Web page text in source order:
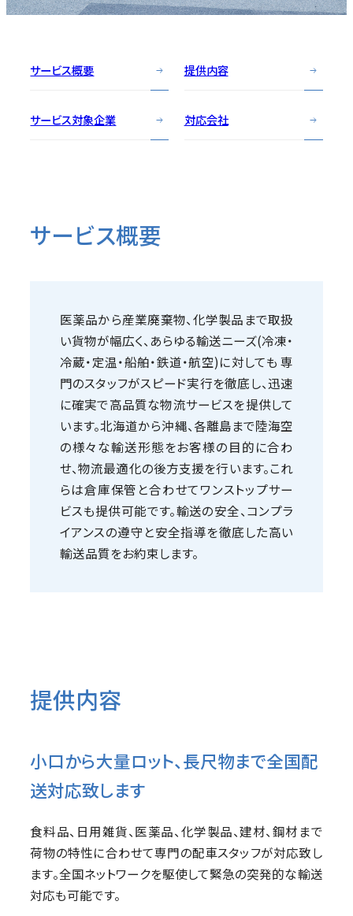
サービス概要 提供内容
サービス対象企業 対応会社
サービス概要
医薬品から産業廃棄物、化学製品まで取扱
い貨物が幅広く、あらゆる輸送ニーズ(冷凍・
冷蔵・定温・船舶・鉄道・航空)に対しても 専
門のスタッフがスピード実行を徹底し、迅速
に確実で高品質な物流サービスを提供して
います。北海道から沖縄、各離島まで陸海空
の様々な輸送形態をお客様の目的に合わ
せ、物流最適化の後方支援を行います。これ
らは倉庫保管と合わせてワンストップサー
ビスも提供可能です。輸送の安全、コンプラ
イアンスの遵守と安全指導を徹底した高い
輸送品質をお約束します。
提供内容
小口から大量ロット、長尺物まで全国配
送対応致します
食料品、日用雑貨、医薬品、化学製品、建材、鋼材まで
荷物の特性に合わせて専門の配車スタッフが対応致し
ます。全国ネットワークを駆使して緊急の突発的な輸送
対応も可能です。